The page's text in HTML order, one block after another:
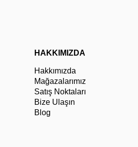
HAKKIMIZDA
Hakkımızda
Mağazalarımız
Satış Noktaları
Bize Ulaşın
Blog